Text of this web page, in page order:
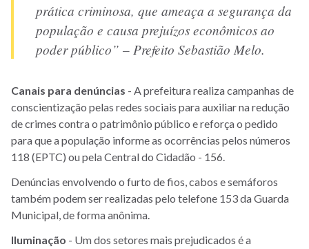
prática criminosa, que ameaça a segurança da
população e causa prejuízos econômicos ao
poder público” – Prefeito Sebastião Melo.
Canais para denúncias - A prefeitura realiza campanhas de
conscientização pelas redes sociais para auxiliar na redução
de crimes contra o patrimônio público e reforça o pedido
para que a população informe as ocorrências pelos números
118 (EPTC) ou pela Central do Cidadão - 156.
Denúncias envolvendo o furto de fios, cabos e semáforos
também podem ser realizadas pelo telefone 153 da Guarda
Municipal, de forma anônima.
Iluminação - Um dos setores mais prejudicados é a